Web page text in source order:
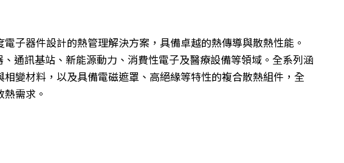
子器件設計的熱管理解決方案，具備卓越的熱傳導與散熱性能。
通訊基站、新能源動力、消費性電子及醫療設備等領域。全系列涵
相變材料，以及具備電磁遮罩、高絕緣等特性的複合散熱組件，全
需求。